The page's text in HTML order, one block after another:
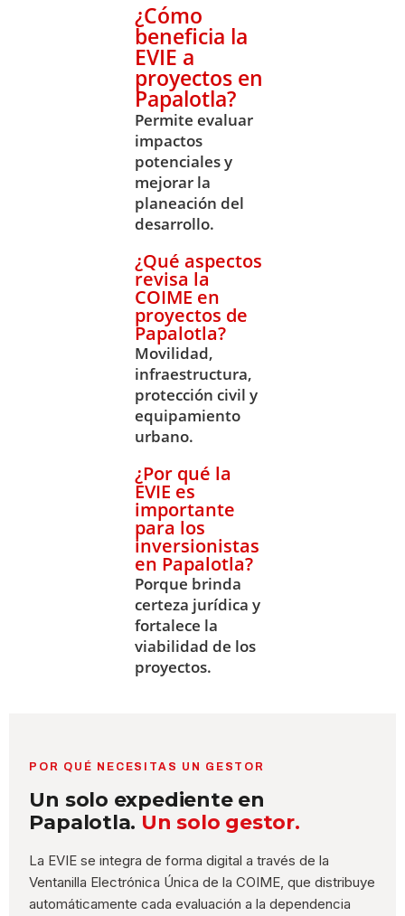
¿Cómo
beneficia la
EVIE a
proyectos en
Papalotla?
Permite evaluar
impactos
potenciales y
mejorar la
planeación del
desarrollo.
¿Qué aspectos
revisa la
COIME en
proyectos de
Papalotla?
Movilidad,
infraestructura,
protección civil y
equipamiento
urbano.
¿Por qué la
EVIE es
importante
para los
inversionistas
en Papalotla?
Porque brinda
certeza jurídica y
fortalece la
viabilidad de los
proyectos.
POR QUÉ NECESITAS UN GESTOR
Un solo expediente en
Papalotla. Un solo gestor.
La EVIE se integra de forma digital a través de la
Ventanilla Electrónica Única de la COIME, que distribuye
automáticamente cada evaluación a la dependencia